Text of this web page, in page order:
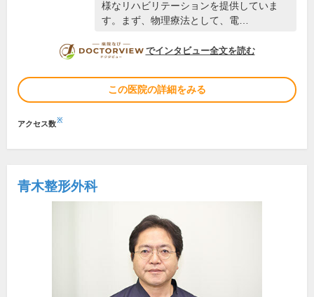
様なリハビリテーションを提供していま
す。まず、物理療法として、電…
DOCTORVIEW
でインタビュー全文を読む
この医院の詳細をみる
アクセス数※
青木整形外科